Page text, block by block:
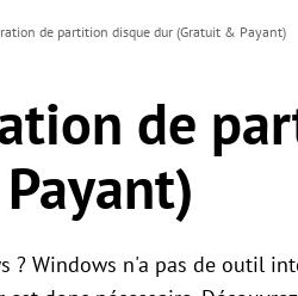
de partition disque dur (Gratuit & Payant)
de
? Windows n'a pas de outil